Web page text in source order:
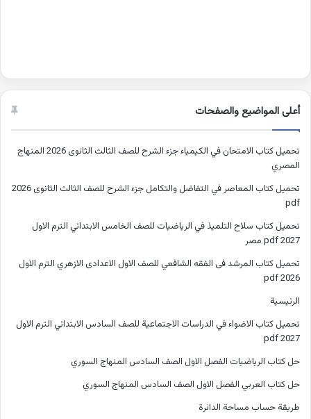
أعلى المواضيع والصفحات
تحميل كتاب الامتحان في الكيمياء جزء الشرح للصف الثالث الثانوى 2026 المنهاج
المصري
تحميل كتاب المعاصر في التفاضل والتكامل جزء الشرح للصف الثالث الثانوى 2026
pdf
تحميل كتاب سلاح التلميذ في الرياضيات للصف الخامس الابتدائي الترم الاول
2027 pdf مصر
تحميل كتاب المرشد فى الفقه الشافعي للصف الاول الاعدادى الازهري الترم الاول
2026 pdf
الرئيسية
تحميل كتاب الاضواء في الدراسات الاجتماعية للصف السادس الابتدائي الترم الاول
2027 pdf
حل كتاب الرياضيات الفصل الاول الصف السادس المنهاج السوري
حل كتاب العربي الفصل الاول الصف السادس المنهاج السوري
طريقة حساب مساحة الدائرة